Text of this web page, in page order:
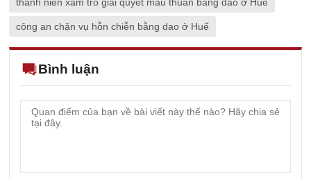
thanh niên xăm trổ giải quyết mâu thuẫn bằng dao ở Huế
công an chặn vụ hỗn chiễn bằng dao ở Huế
Bình luận